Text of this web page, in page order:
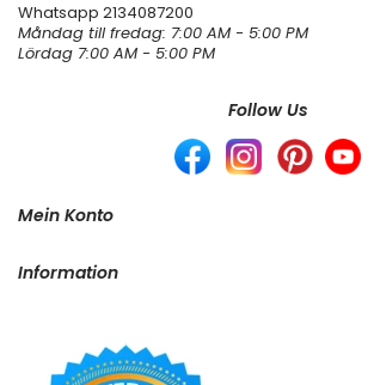
Whatsapp 2134087200
Måndag till fredag: 7:00 AM - 5:00 PM
Lördag 7:00 AM - 5:00 PM
Follow Us
Mein Konto
Information